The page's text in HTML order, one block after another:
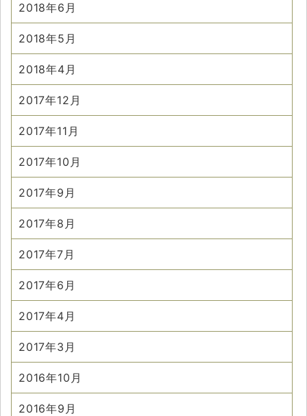
2018年6月
2018年5月
2018年4月
2017年12月
2017年11月
2017年10月
2017年9月
2017年8月
2017年7月
2017年6月
2017年4月
2017年3月
2016年10月
2016年9月